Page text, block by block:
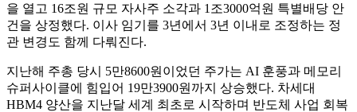
을 열고 16조원 규모 자사주 소각과 1조3000억원 특별배당 안
건을 상정했다. 이사 임기를 3년에서 3년 이내로 조정하는 정
관 변경도 함께 다뤄진다.
지난해 주총 당시 5만8600원이었던 주가는 AI 훈풍과 메모리
슈퍼사이클에 힘입어 19만3900원까지 상승했다. 차세대
HBM4 양산을 지난달 세계 최초로 시작하며 반도체 사업 회복